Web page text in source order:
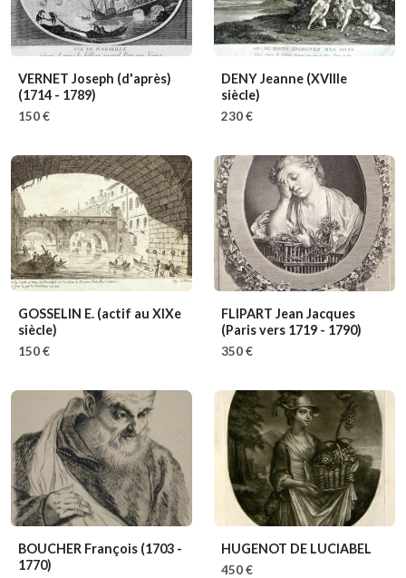
VERNET Joseph (d'après)
(1714 - 1789)
150 €
DENY Jeanne (XVIIIe
siècle)
230 €
GOSSELIN E. (actif au XIXe
siècle)
150 €
FLIPART Jean Jacques
(Paris vers 1719 - 1790)
350 €
BOUCHER François (1703 -
1770)
HUGENOT DE LUCIABEL
450 €